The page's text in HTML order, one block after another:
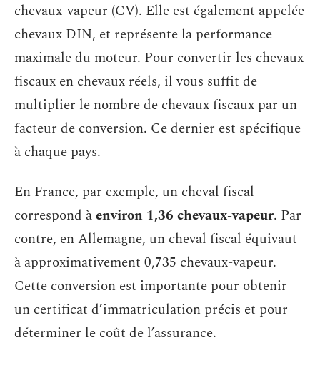
chevaux-vapeur (CV). Elle est également appelée
chevaux DIN, et représente la performance
maximale du moteur. Pour convertir les chevaux
fiscaux en chevaux réels, il vous suffit de
multiplier le nombre de chevaux fiscaux par un
facteur de conversion. Ce dernier est spécifique
à chaque pays.
En France, par exemple, un cheval fiscal
correspond àenviron 1,36 chevaux-vapeur. Par
contre, en Allemagne, un cheval fiscal équivaut
à approximativement 0,735 chevaux-vapeur.
Cette conversion est importante pour obtenir
un certificat d’immatriculation précis et pour
déterminer le coût de l’assurance.